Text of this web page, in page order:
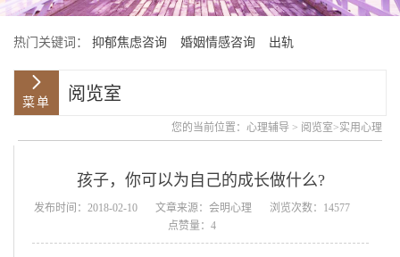
热门关键词： 抑郁焦虑咨询 婚姻情感咨询 出轨
阅览室
您的当前位置： 心理辅导 > 阅览室>实用心理
孩子，你可以为自己的成长做什么?
发布时间：2018-02-10 文章来源：会明心理
浏览次数：14577
点赞量：4